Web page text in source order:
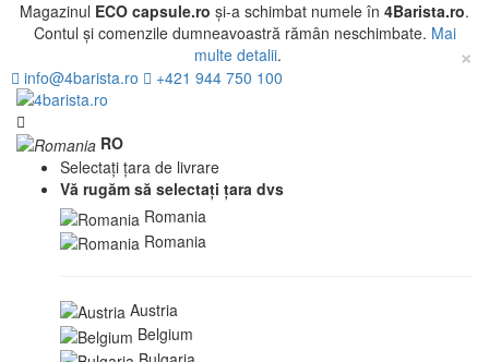
Magazinul ECO capsule.ro și-a schimbat numele în 4Barista.ro.
Contul și comenzile dumneavoastră rămân neschimbate. Mai
multe detalii. ×
info@4barista.ro +421 944 750 100
RO
Selectați țara de livrare
Vă rugăm să selectați țara dvs
Romania
Romania
Austria
Belgium